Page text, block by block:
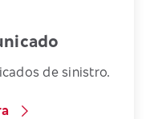
de sinistro.